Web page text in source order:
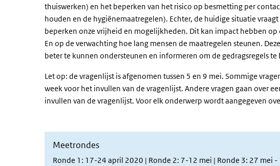
thuiswerken) en het beperken van het risico op besmetting per
houden en de hygiënemaatregelen). Echter, de huidige situatie
beperken onze vrijheid en mogelijkheden. Dit kan impact hebben
En op de verwachting hoe lang mensen de maatregelen steunen.
beter te kunnen ondersteunen en informeren om de gedragsregels
Let op: de vragenlijst is afgenomen tussen 5 en 9 mei. Sommige
week voor het invullen van de vragenlijst. Andere vragen gaan over
invullen van de vragenlijst. Voor elk onderwerp wordt aangegeven
Meetrondes
Ronde 1: 17-24 april 2020 | Ronde 2: 7-12 mei | Ronde 3: 27 mei